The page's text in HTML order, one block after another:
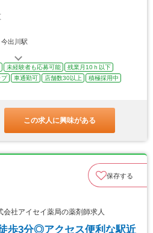
出川駅
未経験者も応募可能
残業月10ｈ以下
プ 車通勤可 店舗数30以上
積極採用中
この求人に興味がある
保存する
社アイセイ薬局の薬剤師求人
歩3分◎アクセス便利な駅近